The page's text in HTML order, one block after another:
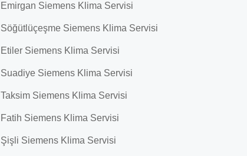
Emirgan Siemens Klima Servisi
Söğütlüçeşme Siemens Klima Servisi
Etiler Siemens Klima Servisi
Suadiye Siemens Klima Servisi
Taksim Siemens Klima Servisi
Fatih Siemens Klima Servisi
Şişli Siemens Klima Servisi